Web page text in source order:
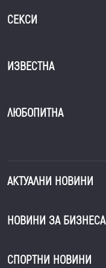
СЕКСИ
ИЗВЕСТНА
ЛЮБОПИТНА
АКТУАЛНИ НОВИНИ
НОВИНИ ЗА БИЗНЕСА
СПОРТНИ НОВИНИ